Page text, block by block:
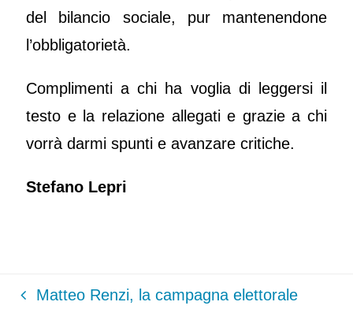
del bilancio sociale, pur mantenendone
l’obbligatorietà.
Complimenti a chi ha voglia di leggersi il
testo e la relazione allegati e grazie a chi
vorrà darmi spunti e avanzare critiche.
Stefano Lepri
Matteo Renzi, la campagna elettorale